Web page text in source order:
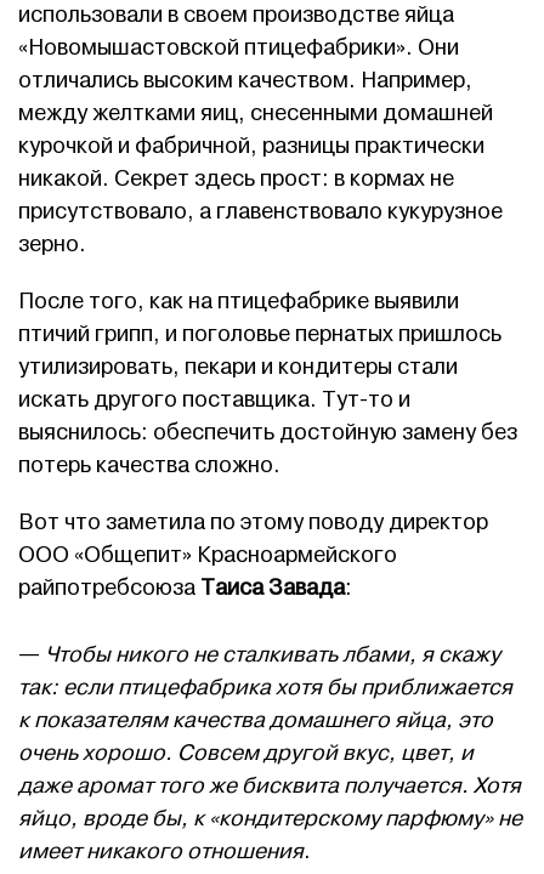
использовали в своем производстве яйца
«Новомышастовской птицефабрики». Они
отличались высоким качеством. Например,
между желтками яиц, снесенными домашней
курочкой и фабричной, разницы практически
никакой. Секрет здесь прост: в кормах не
присутствовало, а главенствовало кукурузное
зерно.
После того, как на птицефабрике выявили
птичий грипп, и поголовье пернатых пришлось
утилизировать, пекари и кондитеры стали
искать другого поставщика. Тут-то и
выяснилось: обеспечить достойную замену без
потерь качества сложно.
Вот что заметила по этому поводу директор
ООО «Общепит» Красноармейского
райпотребсоюза Таиса Завада:
— Чтобы никого не сталкивать лбами, я скажу
так: если птицефабрика хотя бы приближается
к показателям качества домашнего яйца, это
очень хорошо. Совсем другой вкус, цвет, и
даже аромат того же бисквита получается. Хотя
яйцо, вроде бы, к «кондитерскому парфюму» не
имеет никакого отношения.